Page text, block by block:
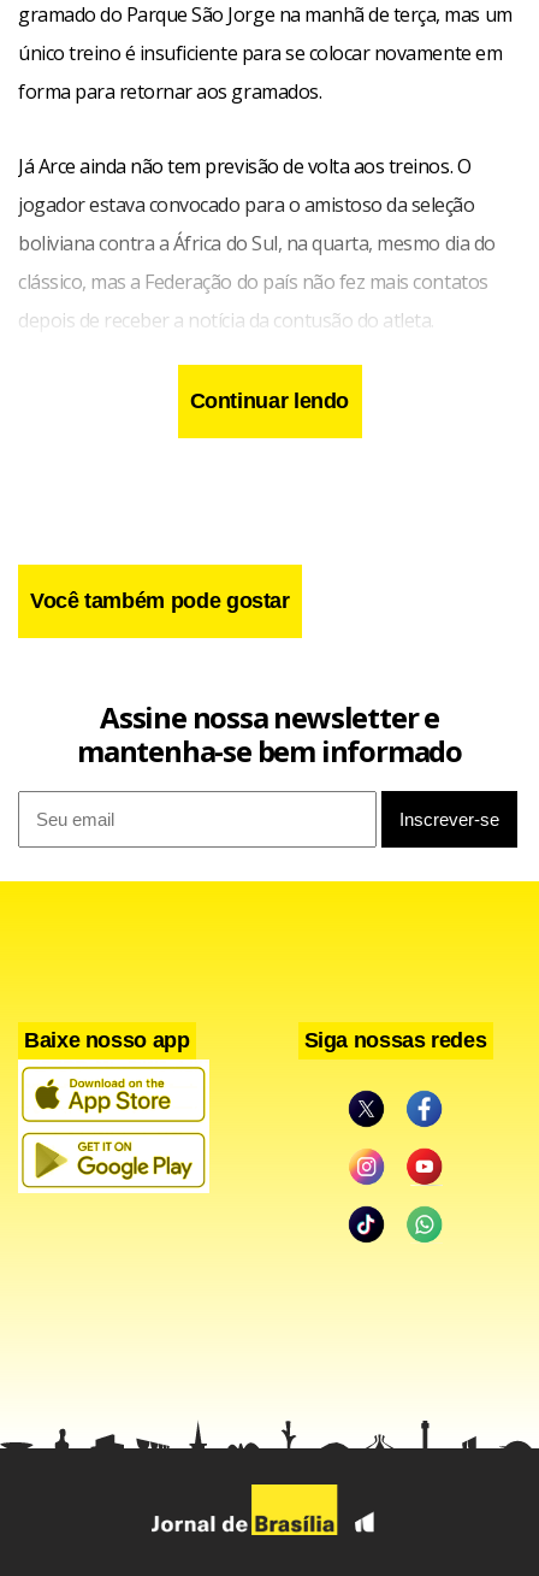
gramado do Parque São Jorge na manhã de terça, mas um
único treino é insuficiente para se colocar novamente em
forma para retornar aos gramados.
Já Arce ainda não tem previsão de volta aos treinos. O
jogador estava convocado para o amistoso da seleção
boliviana contra a África do Sul, na quarta, mesmo dia do
clássico, mas a Federação do país não fez mais contatos
depois de receber a notícia da contusão do atleta.
Enquanto os dois estão vetados, o técnico Emerson Leão
Aliás, nenhum jogador do Timão está suspenso para o
duelo, já que os pendurados Magrão, Marcelo Mattos,
Wellington e Amoroso passaram sem cartões amarelos na
rodada passada contra o Barueri.
Continuar lendo
Você também pode gostar
Assine nossa newsletter e
mantenha-se bem informado
Baixe nosso app Siga nossas redes